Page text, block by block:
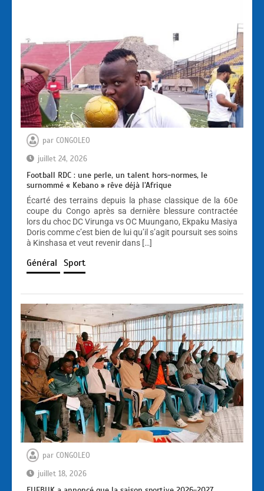
par CONGOLEO
juillet 24, 2026
Football RDC : une perle, un talent hors-normes, le
surnommé « Kebano » rêve déjà l’Afrique
Écarté des terrains depuis la phase classique de la 60e
coupe du Congo après sa dernière blessure contractée
lors du choc DC Virunga vs OC Muungano, Ekpaku Masiya
Doris comme c’est bien de lui qu’il s’agit poursuit ses soins
à Kinshasa et veut revenir dans […]
Général Sport
par CONGOLEO
juillet 18, 2026